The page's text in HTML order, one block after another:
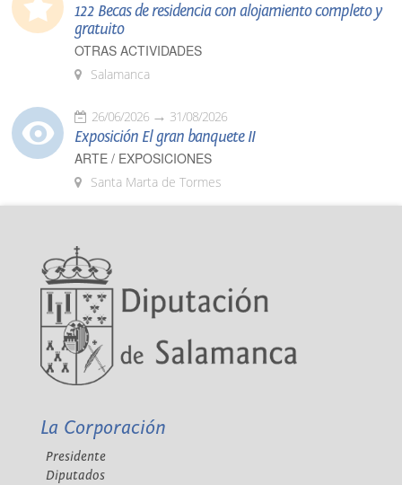
122 Becas de residencia con alojamiento completo y
gratuito
OTRAS ACTIVIDADES
Salamanca
26/06/2026 31/08/2026
Exposición El gran banquete II
ARTE / EXPOSICIONES
Santa Marta de Tormes
La Corporación
Presidente
Diputados